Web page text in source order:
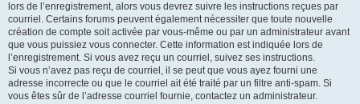
lors de l’enregistrement, alors vous devrez suivre les instructions reçues par
courriel. Certains forums peuvent également nécessiter que toute nouvelle
création de compte soit activée par vous-même ou par un administrateur avant
que vous puissiez vous connecter. Cette information est indiquée lors de
l’enregistrement. Si vous avez reçu un courriel, suivez ses instructions.
Si vous n’avez pas reçu de courriel, il se peut que vous ayez fourni une
adresse incorrecte ou que le courriel ait été traité par un filtre anti-spam. Si
vous êtes sûr de l’adresse courriel fournie, contactez un administrateur.